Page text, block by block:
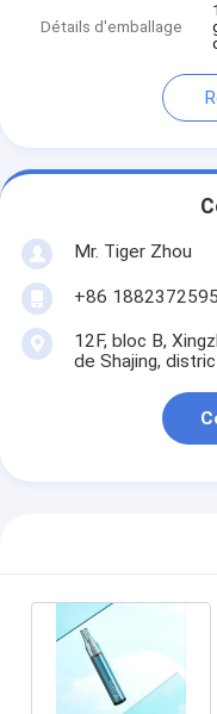
Détails d'emballage
Mr. Tiger Zhou
+86
12F, bloc B,
de Shajing,